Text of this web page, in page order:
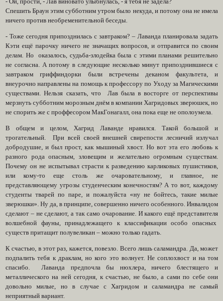
- Ой, прости, - Лав виновато улыбнулась, - я тебя не задела?
Спешить Браун этим субботним утром было некуда, и потому она не имела
ничего против необременительной беседы.
- Тоже сегодня припозднилась с завтраком? – Лаванда планировала задать
Кэти ещё парочку ничего не значащих вопросов, и отправится по своим
делам. Но оказалось, судьба-злодейка была с этими планами решительно
не согласна. А потому в следующие несколько минут припозднившиеся с
завтраком гриффиндорки были встречены деканом факультета, и
внеурочно направлены на помощь к профессору по Уходу за Магическими
существами. Нельзя сказать, что Лав была в восторге от перспективы
мерзнуть субботним морозным днём в компании Хагридовых зверюшек, но
не спорить же с проффесором МакГонагалл, она пока еще не ополоумела.
В общем и целом, Хагрид Лаванде нравился. Такой большой и
трогательный. При всей своей внешней свирепости лесничий излучал
добродушие, и был прост, как мышиный хвост. Но вот эта его любовь к
разного рода опасным, зловещим и желательно огромным существам.
Почему он не испытывал страсти к разведению карликовых пушистиков,
или кому-то еще столь же очаровательному, и главное, не
представляющему угрозы студенческим конечностям? А то вот, каждому
студенты тварей по паре, и пожалуйста «ну не бойтесь, такие милые
зверюшки». Ну да, в принципе, совершенно ничего особенного. Инвалидом
сделают – не сделают, а так само очарование. И какого ещё представителя
волшебной фауны, принадлежащего к классификации особо опасных
существ притащит полувеликан – можно только гадать.
К счастью, в этот раз, кажется, повезло. Всего лишь саламандра. Да, может
подпалить тебя к драклам, но кого это волнует. Не соплохвост и на том
спасибо. Лаванда предпочла бы нюхлера, ничего блестящего и
металлического на ней сегодня, к счастью, не было, а сами по себе они
довольно милые, но в случае с Хагридом и саламандра не самый
неприятный вариант.